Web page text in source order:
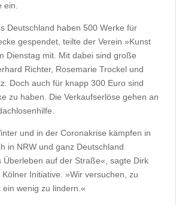
ein.
Deutschland haben 500 Werke für
gespendet, teilte der Verein »Kunst
Dienstag mit. Mit dabei sind große
Richter, Rosemarie Trockel und
Doch auch für knapp 300 Euro sind
zu haben. Die Verkaufserlöse gehen an
und in der Coronakrise kämpfen in
in NRW und ganz Deutschland
Überleben auf der Straße«, sagte Dirk
Initiative. »Wir versuchen, zu
ein wenig zu lindern.«